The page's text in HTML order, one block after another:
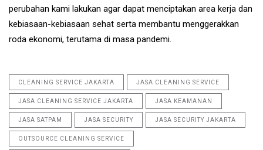
perubahan kami lakukan agar dapat menciptakan area kerja dan
kebiasaan-kebiasaan sehat serta membantu menggerakkan
roda ekonomi, terutama di masa pandemi.
CLEANING SERVICE JAKARTA JASA CLEANING SERVICE
JASA CLEANING SERVICE JAKARTA JASA KEAMANAN
JASA SATPAM JASA SECURITY JASA SECURITY JAKARTA
OUTSOURCE CLEANING SERVICE